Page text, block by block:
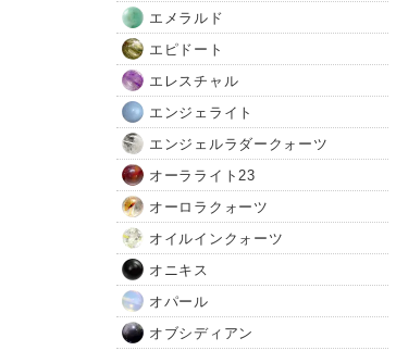
エメラルド
エピドート
エレスチャル
エンジェライト
エンジェルラダークォーツ
オーラライト23
オーロラクォーツ
オイルインクォーツ
オニキス
オパール
オブシディアン